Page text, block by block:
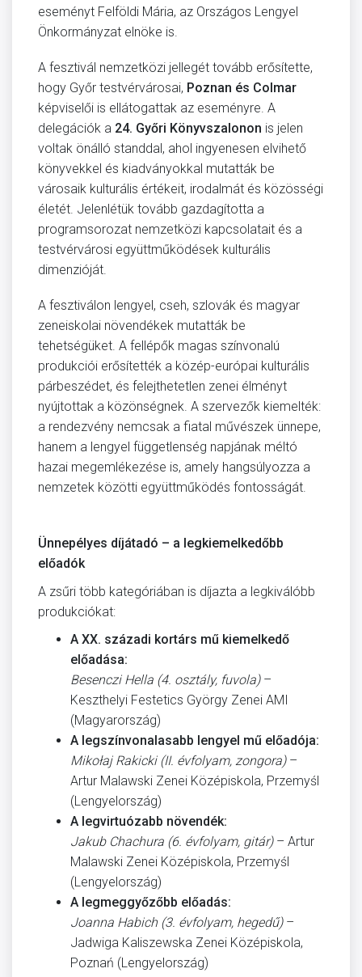
eseményt Felföldi Mária, az Országos Lengyel
Önkormányzat elnöke is.
A fesztivál nemzetközi jellegét tovább erősítette,
hogy Győr testvérvárosai, Poznan és Colmar
képviselői is ellátogattak az eseményre. A
delegációk a 24. Győri Könyvszalonon is jelen
voltak önálló standdal, ahol ingyenesen elvihető
könyvekkel és kiadványokkal mutatták be
városaik kulturális értékeit, irodalmát és közösségi
életét. Jelenlétük tovább gazdagította a
programsorozat nemzetközi kapcsolatait és a
testvérvárosi együttműködések kulturális
dimenzióját.
A fesztiválon lengyel, cseh, szlovák és magyar
zeneiskolai növendékek mutatták be
tehetségüket. A fellépők magas színvonalú
produkciói erősítették a közép-európai kulturális
párbeszédet, és felejthetetlen zenei élményt
nyújtottak a közönségnek. A szervezők kiemelték:
a rendezvény nemcsak a fiatal művészek ünnepe,
hanem a lengyel függetlenség napjának méltó
hazai megemlékezése is, amely hangsúlyozza a
nemzetek közötti együttműködés fontosságát.
Ünnepélyes díjátadó – a legkiemelkedőbb
előadók
A zsűri több kategóriában is díjazta a legkiválóbb
produkciókat:
A XX. századi kortárs mű kiemelkedő
előadása:
Besenczi Hella (4. osztály, fuvola)–
Keszthelyi Festetics György Zenei AMI
(Magyarország)
A legszínvonalasabb lengyel mű előadója:
Mikołaj Rakicki (II. évfolyam, zongora)–
Artur Malawski Zenei Középiskola, Przemyśl
(Lengyelország)
A legvirtuózabb növendék:
Jakub Chachura (6. évfolyam, gitár)– Artur
Malawski Zenei Középiskola, Przemyśl
(Lengyelország)
A legmeggyőzőbb előadás:
Joanna Habich (3. évfolyam, hegedű)–
Jadwiga Kaliszewska Zenei Középiskola,
Poznań (Lengyelország)